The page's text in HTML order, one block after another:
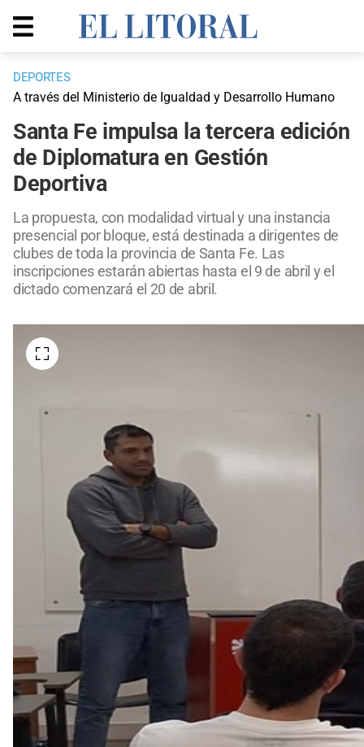
DEPORTES
A través del Ministerio de Igualdad y Desarrollo Humano
Santa Fe impulsa la tercera edición
de Diplomatura en Gestión
Deportiva
La propuesta, con modalidad virtual y una instancia
presencial por bloque, está destinada a dirigentes de
clubes de toda la provincia de Santa Fe. Las
inscripciones estarán abiertas hasta el 9 de abril y el
dictado comenzará el 20 de abril.